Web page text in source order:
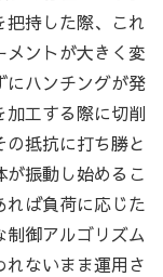
持した際、これ
メントが大きく変
にハンチングが発
加工する際に切削
抵抗に打ち勝と
振動し始めるこ
れば負荷に応じた
御アルゴリズム
ないまま運用さ